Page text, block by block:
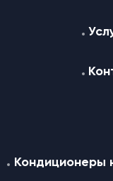
Кондиционеры